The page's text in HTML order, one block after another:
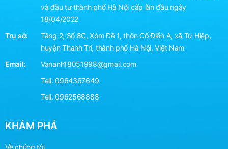
và đầu tư thành phố Hà Nội cấp lần đầu ngày
18/04/2022
Trụ sở:
Tầng 2, Số 8C, Xóm Đề 1, thôn Cổ Điển A, xã Tứ Hiệp,
huyện Thanh Trì, thành phố Hà Nội, Việt Nam
Email:
Vananh18051998@gmail.com
Tell:0964367649
Tell:0962568888
KHÁM PHÁ